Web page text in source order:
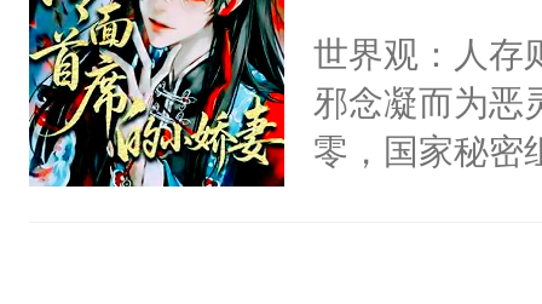
名蛇蛇，跟人
不知道，那小
头，魔尊墨宴
宴：柳折枝
世界观：人存
邪念凝而为恶
零，国家秘密